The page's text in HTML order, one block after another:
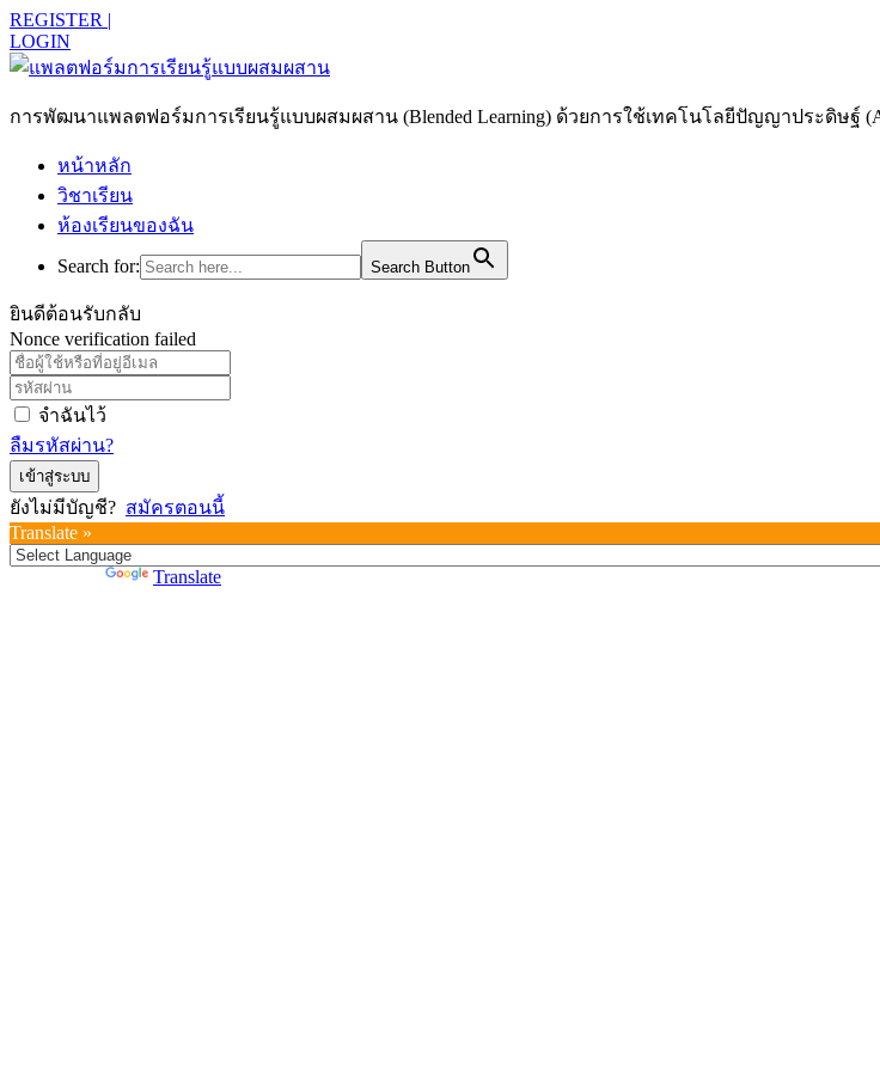
REGISTER |
LOGIN
การพัฒนาแพลตฟอร์มการเรียนรู้แบบผสมผสาน (Blended Learning) ด้วยการใช้เทคโนโลยีปัญญาประดิษฐ์
หน้าหลัก
วิชาเรียน
ห้องเรียนของฉัน
Search for:
Search Button
ยินดีต้อนรับกลับ
Nonce verification failed
จำฉันไว้
ลืมรหัสผ่าน?
เข้าสู่ระบบ
ยังไม่มีบัญชี? สมัครตอนนี้
Translate »
Translate